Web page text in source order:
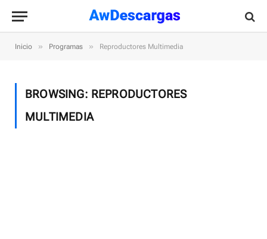
Inicio » Programas » Reproductores Multimedia
BROWSING: REPRODUCTORES
MULTIMEDIA